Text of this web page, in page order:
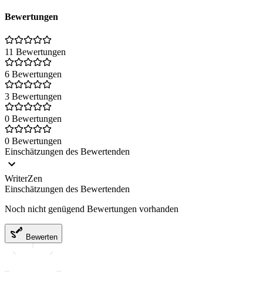
Bewertungen
11 Bewertungen
6 Bewertungen
3 Bewertungen
0 Bewertungen
0 Bewertungen
Einschätzungen des Bewertenden
WriterZen
Einschätzungen des Bewertenden
Noch nicht genügend Bewertungen vorhanden
Bewerten